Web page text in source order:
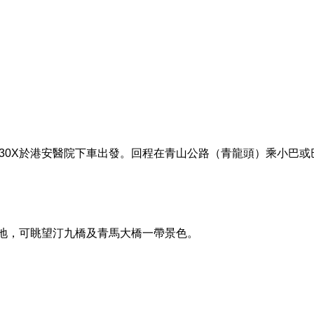
於港安醫院下車出發。回程在青山公路（青龍頭）乘小巴或
，可眺望汀九橋及青馬大橋一帶景色。